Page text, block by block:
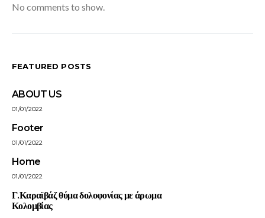
No comments to show.
FEATURED POSTS
ABOUT US
01/01/2022
Footer
01/01/2022
Home
01/01/2022
Γ.Καραϊβάζ θύμα δολοφονίας με άρωμα
Κολομβίας